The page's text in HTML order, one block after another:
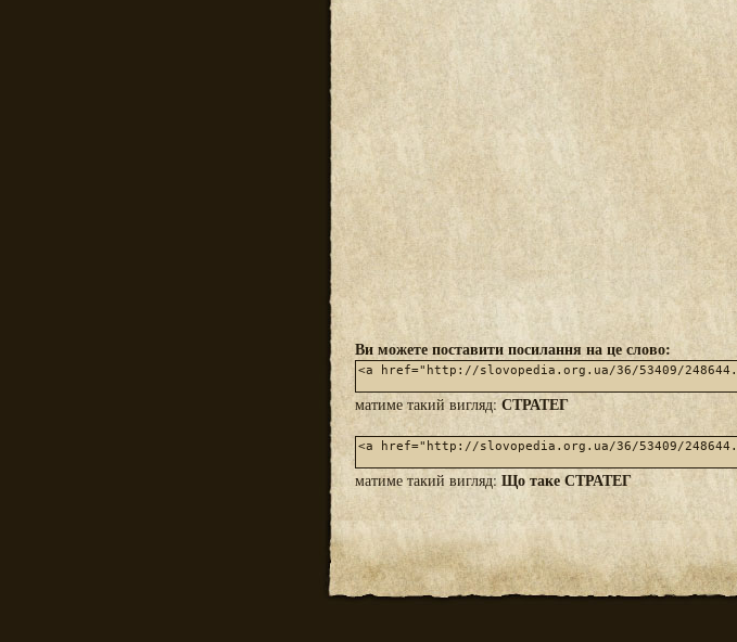
Ви можете поставити посилання на це слово:
матиме такий вигляд:СТРАТЕГ
матиме такий вигляд: Що таке СТРАТЕГ